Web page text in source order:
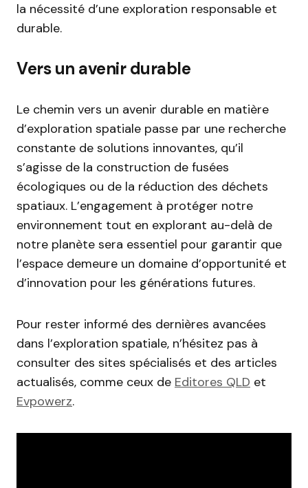
la nécessité d’une exploration responsable et
durable.
Vers un avenir durable
Le chemin vers un avenir durable en matière
d’exploration spatiale passe par une recherche
constante de solutions innovantes, qu’il
s’agisse de la construction de fusées
écologiques ou de la réduction des déchets
spatiaux. L’engagement à protéger notre
environnement tout en explorant au-delà de
notre planète sera essentiel pour garantir que
l’espace demeure un domaine d’opportunité et
d’innovation pour les générations futures.
Pour rester informé des dernières avancées
dans l’exploration spatiale, n’hésitez pas à
consulter des sites spécialisés et des articles
actualisés, comme ceux de Editores QLD et
Evpowerz.